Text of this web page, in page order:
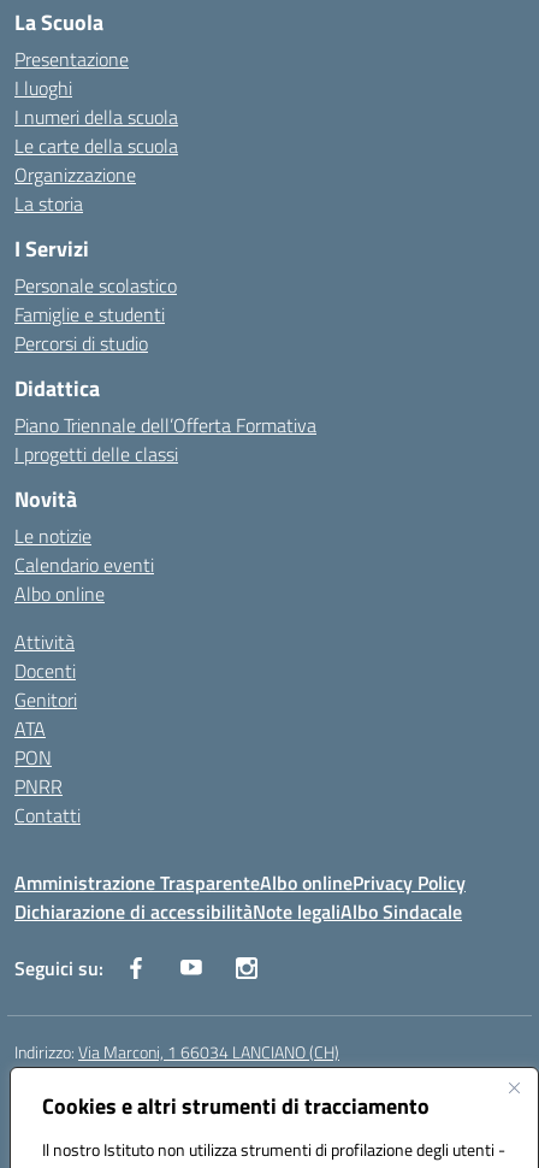
Cookies e altri strumenti di tracciamento
Il nostro Istituto non utilizza strumenti di profilazione degli utenti -
La Scuola
Presentazione
I luoghi
I numeri della scuola
Le carte della scuola
Organizzazione
La storia
I Servizi
Personale scolastico
Famiglie e studenti
Percorsi di studio
Didattica
Piano Triennale dell’Offerta Formativa
I progetti delle classi
Novità
Le notizie
Calendario eventi
Albo online
Attività
Docenti
Genitori
ATA
PON
PNRR
Contatti
Amministrazione TrasparenteAlbo onlinePrivacy Policy
Dichiarazione di accessibilitàNote legaliAlbo Sindacale
Seguici su:
Indirizzo:Via Marconi, 1 66034 LANCIANO (CH)
Centralino:
Posta elettronica certificata (PEC):chic840006@pec.istruzione.it
Codice fiscale: 90031370696